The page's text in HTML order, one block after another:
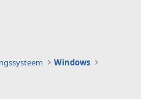
Windows